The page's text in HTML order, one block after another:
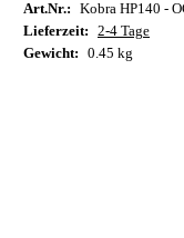
Art.Nr.:
Kobra HP140 -
Lieferzeit:
2-4 Tage
Gewicht:
0.45 kg